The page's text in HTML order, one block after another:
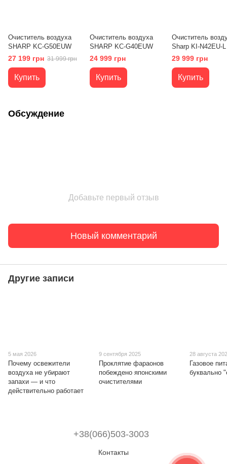
Очиститель воздуха
SHARP KC-G50EUW
27 199 грн 31 999 грн
Купить
Очиститель воздуха
SHARP KC-G40EUW
24 999 грн
Купить
Очиститель
Sharp KI-N42EU-L
29 999 грн
Купить
Обсуждение
Добавьте первый отзыв
Новый комментарий
Другие записи
5 мая 2026
Почему освежители
воздуха не убирают
запахи — и что
действительно работает
9 сентября 2025
Проклятие фараонов
побеждено японскими
очистителями
28 августа
Газовое
буквально
+38(066)503-3003
Контакты